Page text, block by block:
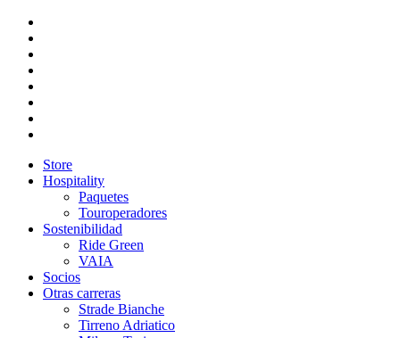
Store
Hospitality
Paquetes
Touroperadores
Sostenibilidad
Ride Green
VAIA
Socios
Otras carreras
Strade Bianche
Tirreno Adriatico